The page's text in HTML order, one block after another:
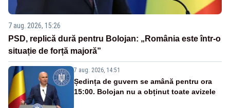
7 aug. 2026, 15:26
PSD, replică dură pentru Bolojan: „România este într-o
situație de forță majoră”
7 aug. 2026, 14:51
Ședința de guvern se amână pentru ora
15:00. Bolojan nu a obținut toate avizele